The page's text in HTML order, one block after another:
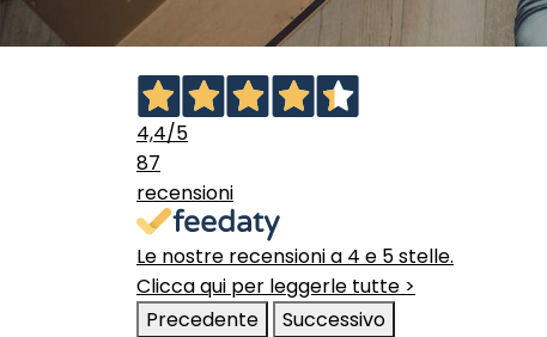
4,4/5
87
recensioni
Le nostre recensioni a 4 e 5 stelle.
Clicca qui per leggerle tutte >
Precedente
Successivo